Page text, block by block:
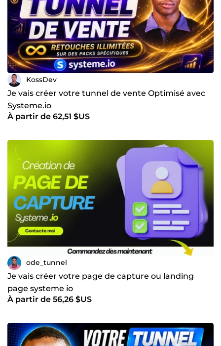
KossDev
Je vais créer votre tunnel de vente Optimisé avec
Systeme.io
À partir de 62,51 $US
ode_tunnel
Je vais créer votre page de capture ou landing
page systeme io
À partir de 56,26 $US